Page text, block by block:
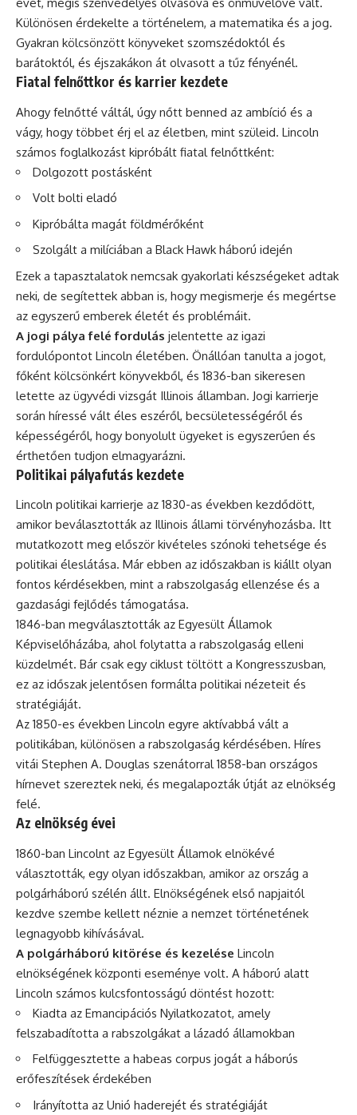
Különösen érdekelte a történelem, a matematika és a jog.
Gyakran kölcsönzött könyveket szomszédoktól és
barátoktól, és éjszakákon át olvasott a tűz fényénél.
Fiatal felnőttkor és karrier kezdete
Ahogy felnőtté váltál, úgy nőtt benned az ambíció és a
vágy, hogy többet érj el az életben, mint szüleid. Lincoln
számos foglalkozást kipróbált fiatal felnőttként:
Dolgozott postásként
Volt bolti eladó
Kipróbálta magát földmérőként
Szolgált a milíciában a Black Hawk háború idején
Ezek a tapasztalatok nemcsak gyakorlati készségeket adtak
neki, de segítettek abban is, hogy megismerje és megértse
az egyszerű emberek életét és problémáit.
A jogi pálya felé fordulás jelentette az igazi
fordulópontot Lincoln életében. Önállóan tanulta a jogot,
főként kölcsönkért könyvekből, és 1836-ban sikeresen
letette az ügyvédi vizsgát Illinois államban. Jogi karrierje
során híressé vált éles eszéről, becsületességéről és
képességéről, hogy bonyolult ügyeket is egyszerűen és
érthetően tudjon elmagyarázni.
Politikai pályafutás kezdete
Lincoln politikai karrierje az 1830-as években kezdődött,
amikor beválasztották az Illinois állami törvényhozásba. Itt
mutatkozott meg először kivételes szónoki tehetsége és
politikai éleslátása. Már ebben az időszakban is kiállt olyan
fontos kérdésekben, mint a rabszolgaság ellenzése és a
gazdasági fejlődés támogatása.
1846-ban megválasztották az Egyesült Államok
Képviselőházába, ahol folytatta a rabszolgaság elleni
küzdelmét. Bár csak egy ciklust töltött a Kongresszusban,
ez az időszak jelentősen formálta politikai nézeteit és
stratégiáját.
Az 1850-es években Lincoln egyre aktívabbá vált a
politikában, különösen a rabszolgaság kérdésében. Híres
vitái Stephen A. Douglas szenátorral 1858-ban országos
hírnevet szereztek neki, és megalapozták útját az elnökség
felé.
Az elnökség évei
1860-ban Lincolnt az Egyesült Államok elnökévé
választották, egy olyan időszakban, amikor az ország a
polgárháború szélén állt. Elnökségének első napjaitól
kezdve szembe kellett néznie a nemzet történetének
legnagyobb kihívásával.
A polgárháború kitörése és kezelése Lincoln
elnökségének központi eseménye volt. A háború alatt
Lincoln számos kulcsfontosságú döntést hozott:
Kiadta az Emancipációs Nyilatkozatot, amely
felszabadította a rabszolgákat a lázadó államokban
Felfüggesztette a habeas corpus jogát a háborús
erőfeszítések érdekében
Irányította az Unió haderejét és stratégiáját